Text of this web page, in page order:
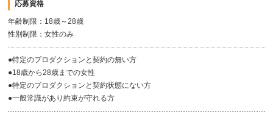
応募資格
年齢制限：18歳～28歳
性別制限：女性のみ
●特定のプロダクションと契約の無い方
●18歳から28歳までの女性
●特定のプロダクションと契約状態にない方
●一般常識があり約束が守れる方